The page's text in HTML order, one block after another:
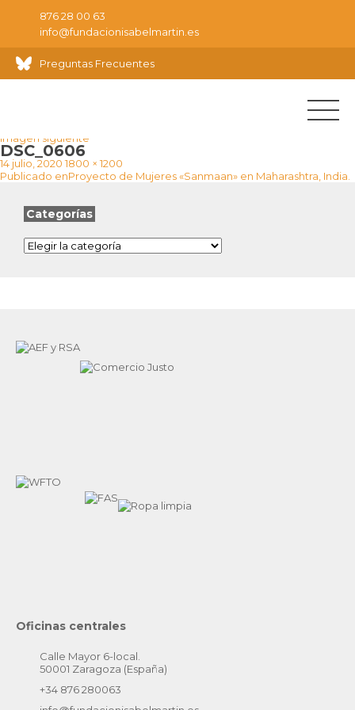
876 28 00 63
info@fundacionisabelmartin.es
Preguntas Frecuentes
Imagen siguiente
DSC_0606
Publicado
el
14 julio, 2020 Tamaño
completo
1800 × 1200
Navegación
Publicado enProyecto de Mujeres «Sanmaan» en Maharashtra, India.
Categorías
Categorías
Oficinas centrales
Calle Mayor 6-local.
50001 Zaragoza (España)
+34 876 280063